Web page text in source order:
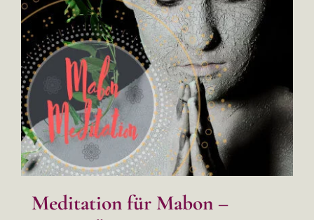
Meditation für Mabon –